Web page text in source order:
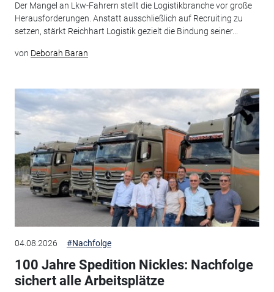
Der Mangel an Lkw-Fahrern stellt die Logistikbranche vor große
Herausforderungen. Anstatt ausschließlich auf Recruiting zu
setzen, stärkt Reichhart Logistik gezielt die Bindung seiner...
von Deborah Baran
04.08.2026 #Nachfolge
100 Jahre Spedition Nickles: Nachfolge
sichert alle Arbeitsplätze